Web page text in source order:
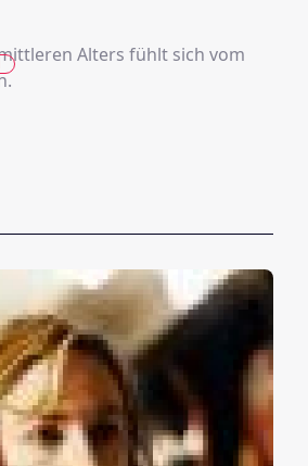
Alters fühlt sich vom